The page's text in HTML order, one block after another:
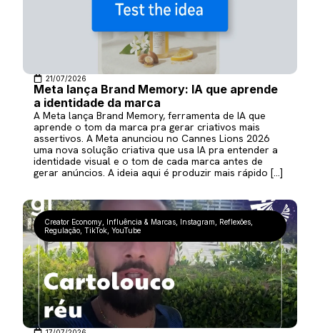
21/07/2026
Meta lança Brand Memory: IA que aprende
a identidade da marca
A Meta lança Brand Memory, ferramenta de IA que
aprende o tom da marca pra gerar criativos mais
assertivos. A Meta anunciou no Cannes Lions 2026
uma nova solução criativa que usa IA pra entender a
identidade visual e o tom de cada marca antes de
gerar anúncios. A ideia aqui é produzir mais rápido […]
Creator Economy Influência & Marcas Instagram Reflexões
Regulação ,TikTok ,YouTube